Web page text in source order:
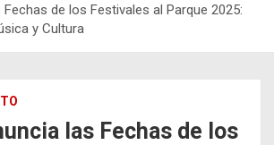
de los Festivales al Parque 2025:
y Cultura
las Fechas de los